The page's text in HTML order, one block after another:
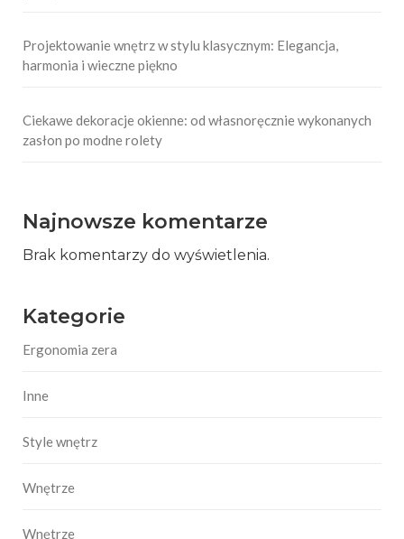
Projektowanie wnętrz w stylu klasycznym: Elegancja,
harmonia i wieczne piękno
Ciekawe dekoracje okienne: od własnoręcznie wykonanych
zasłon po modne rolety
Najnowsze komentarze
Brak komentarzy do wyświetlenia.
Kategorie
Ergonomia zera
Inne
Style wnętrz
Wnętrze
Wnętrze